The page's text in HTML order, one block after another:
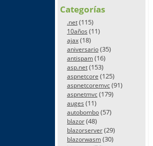
Categorías
.net(115)
10años (11)
ajax(18)
aniversario(35)
antispam(16)
asp.net(153)
aspnetcore (125)
aspnetcoremvc(91)
aspnetmvc(179)
auges (11)
autobombo(57)
blazor(48)
blazorserver(29)
blazorwasm(30)